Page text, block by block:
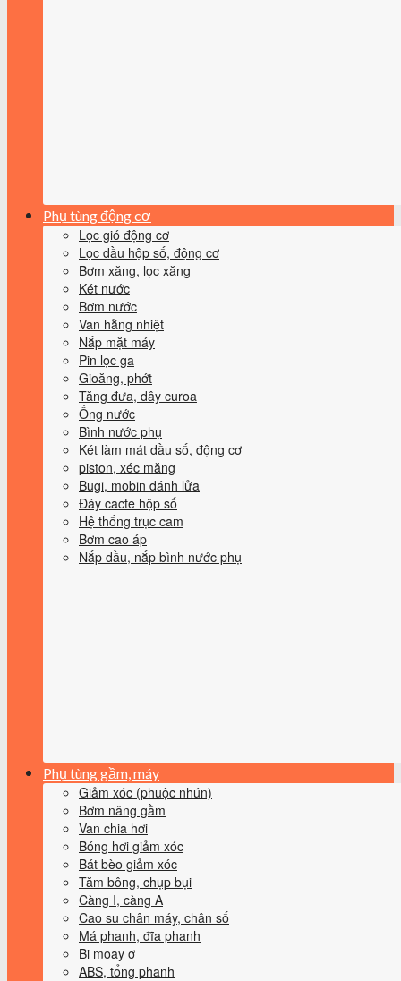
Phụ tùng động cơ
Lọc gió động cơ
Lọc dầu hộp số, động cơ
Bơm xăng, lọc xăng
Két nước
Bơm nước
Van hằng nhiệt
Nắp mặt máy
Pin lọc ga
Gioăng, phớt
Tăng đưa, dây curoa
Ống nước
Bình nước phụ
Két làm mát dầu số, động cơ
piston, xéc măng
Bugi, mobin đánh lửa
Đáy cacte hộp số
Hệ thống trục cam
Bơm cao áp
Nắp dầu, nắp bình nước phụ
Phụ tùng gầm, máy
Giảm xóc (phuộc nhún)
Bơm nâng gầm
Van chia hơi
Bóng hơi giảm xóc
Bát bèo giảm xóc
Tăm bông, chụp bụi
Càng I, càng A
Cao su chân máy, chân số
Má phanh, đĩa phanh
Bi moay ơ
ABS, tổng phanh